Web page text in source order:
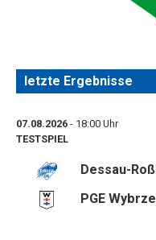
letzte Ergebnisse
07.08.2026 - 18:00 Uhr
TESTSPIEL
Dessau-
PGE